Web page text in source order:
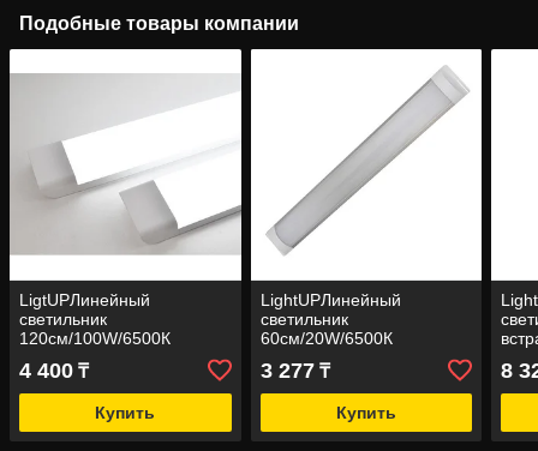
Подобные товары компании
LigtUPЛинейный
светильник
120см/100W/6500К
4 400 ₸
Купить
LightUPЛинейный
светильник
60см/20W/6500К
3 277₸
Купить
8